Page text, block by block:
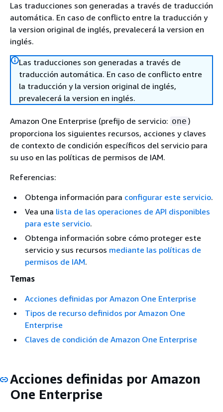
Las traducciones son generadas a través de traducción
automática. En caso de conflicto entre la traducción y
la version original de inglés, prevalecerá la version en
inglés.
Las traducciones son generadas a través de
traducción automática. En caso de conflicto entre
la traducción y la version original de inglés,
prevalecerá la version en inglés.
Amazon One Enterprise (prefijo de servicio: one )
proporciona los siguientes recursos, acciones y claves
de contexto de condición específicos del servicio para
su uso en las políticas de permisos de IAM.
Referencias:
Obtenga información para configurar este servicio.
Vea una lista de las operaciones de API disponibles
para este servicio.
Obtenga información sobre cómo proteger este
servicio y sus recursos mediante las políticas de
permisos de IAM.
Temas
Acciones definidas por Amazon One Enterprise
Tipos de recurso definidos por Amazon One
Enterprise
Claves de condición de Amazon One Enterprise
Acciones definidas por Amazon
One Enterprise